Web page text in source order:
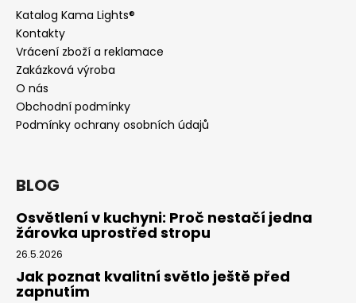
D
o
p
o
r
u
č
m
e
Katalog Kama Lights®
Kontakty
Vrácení zboží a reklamace
Zakázková výroba
O nás
Obchodní podmínky
Podmínky ochrany osobních údajů
BLOG
Osvětlení v kuchyni: Proč nestačí jedna
žárovka uprostřed stropu
26.5.2026
Jak poznat kvalitní světlo ještě před
zapnutím